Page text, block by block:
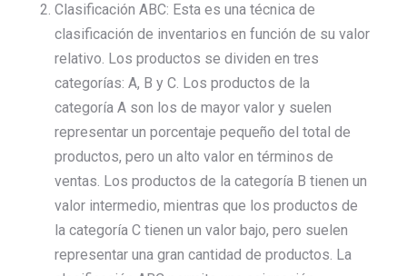
Clasificación ABC: Esta es una técnica de
clasificación de inventarios en función de su valor
relativo. Los productos se dividen en tres
categorías: A, B y C. Los productos de la
categoría A son los de mayor valor y suelen
representar un porcentaje pequeño del total de
productos, pero un alto valor en términos de
ventas. Los productos de la categoría B tienen un
valor intermedio, mientras que los productos de
la categoría C tienen un valor bajo, pero suelen
representar una gran cantidad de productos. La